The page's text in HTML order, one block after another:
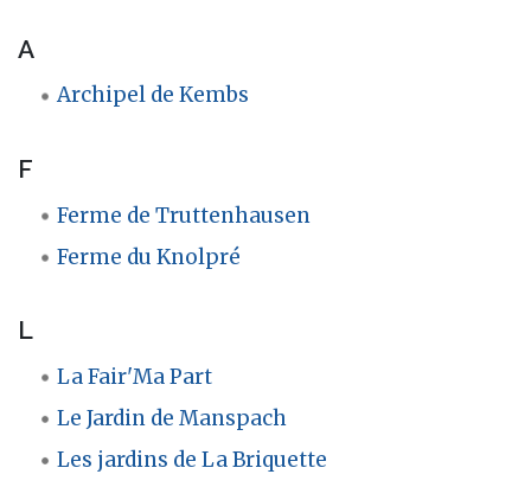
A
Archipel de Kembs
F
Ferme de Truttenhausen
Ferme du Knolpré
L
La Fair'Ma Part
Le Jardin de Manspach
Les jardins de La Briquette